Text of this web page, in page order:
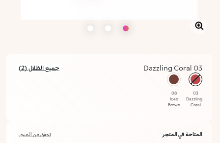
03 Dazzling Coral جميع الظلال (2)
محدد
03
Dazzling
Coral
08
Iced
Brown
المتاحة في المتجر تحقق من المتجر